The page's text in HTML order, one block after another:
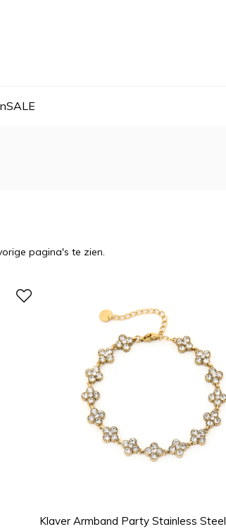
SALE
pagina's te zien.
Klaver Armband Party Stainless Steel